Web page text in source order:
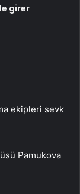
girer
ekipleri sevk
Pamukova